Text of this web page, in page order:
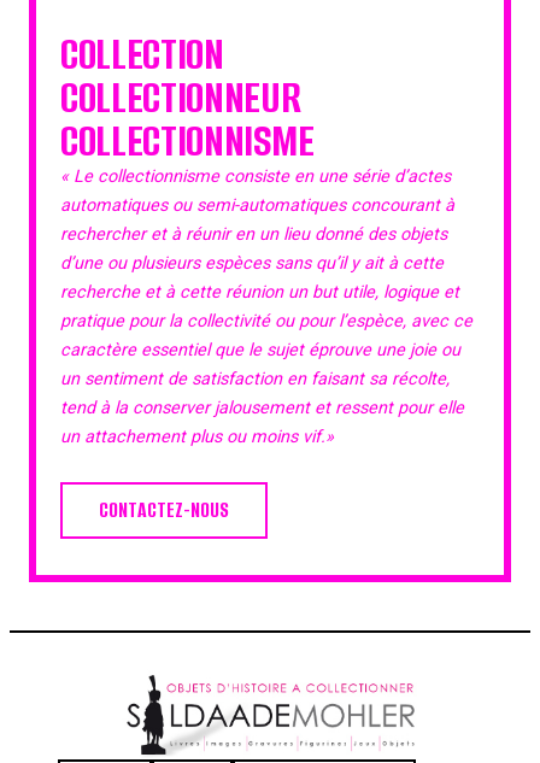
COLLECTION
COLLECTIONNEUR
COLLECTIONNISME
« Le collectionnisme consiste en une série d’actes
automatiques ou semi-automatiques concourant à
rechercher et à réunir en un lieu donné des objets
d’une ou plusieurs espèces sans qu’il y ait à cette
recherche et à cette réunion un but utile, logique et
pratique pour la collectivité ou pour l’espèce, avec ce
caractère essentiel que le sujet éprouve une joie ou
un sentiment de satisfaction en faisant sa récolte,
tend à la conserver jalousement et ressent pour elle
un attachement plus ou moins vif.»
CONTACTEZ-NOUS